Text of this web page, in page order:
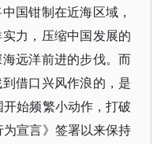
国钳制在近海区域，
力，压缩中国发展的
远洋前进的步伐。而
借口兴风作浪的，是
始频繁小动作，打破
宣言》签署以来保持